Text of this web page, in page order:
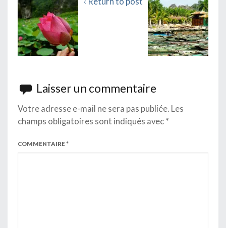
Laisser un commentaire
Votre adresse e-mail ne sera pas publiée. Les
champs obligatoires sont indiqués avec *
COMMENTAIRE*